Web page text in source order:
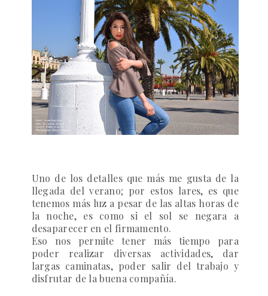
Uno de los detalles que más me gusta de la
llegada del verano; por estos lares, es que
tenemos más luz a pesar de las altas horas de
la noche, es como si el sol se negara a
desaparecer en el firmamento.
Eso nos permite tener más tiempo para
poder realizar diversas actividades, dar
largas caminatas, poder salir del trabajo y
disfrutar de la buena compañía.